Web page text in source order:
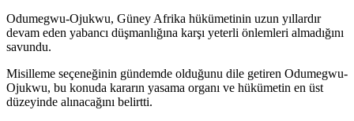
Odumegwu-Ojukwu, Güney Afrika hükümetinin uzun yıllardır
devam eden yabancı düşmanlığına karşı yeterli önlemleri almadığını
savundu.
Misilleme seçeneğinin gündemde olduğunu dile getiren Odumegwu-
Ojukwu, bu konuda kararın yasama organı ve hükümetin en üst
düzeyinde alınacağını belirtti.